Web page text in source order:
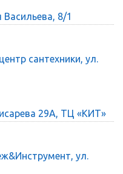
Васильева, 8/1
сантехники, ул.
29А, ТЦ «КИТ»
ул.